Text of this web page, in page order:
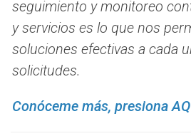
preexistentes. Antes de
podían negar la cobertura o
condiciones de salud previas. Sin
Cuidado de Salud a Bajo Precio,
significa que usted no puede
primas más altas debido a
seguimiento y monitoreo
y servicios es lo que nos
soluciones efectivas a cada
solicitudes.
Conóceme más, presiona